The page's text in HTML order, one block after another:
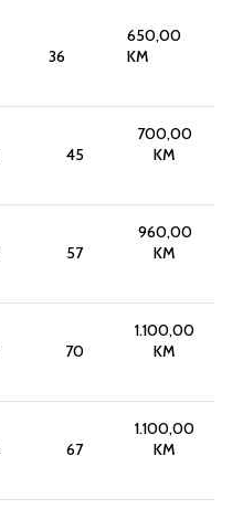
36
650,00
KM
45
700,00
KM
57
960,00
KM
70
1.100,00
KM
67
1.100,00
KM